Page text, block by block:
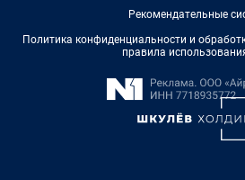
Рекомендательные
Политика конфиденциальности и
правила